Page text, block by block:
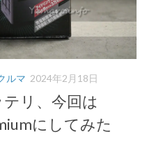
ルマ 2024年2月18日
リ、今回は
にしてみた